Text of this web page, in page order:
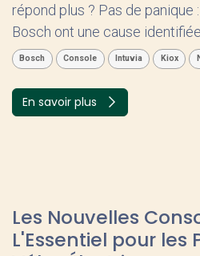
répond plus ? Pas de panique
Bosch ont une cause identifiée
Bosch Console Intuvia Kiox
En savoir plus
Les Nouvelles
L'Essentiel pour les